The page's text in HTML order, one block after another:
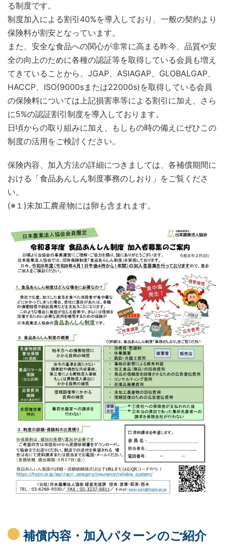
る制度です。
制度加入による割引40%を導入しており、一般の契約より
保険料が割安となっています。
また、安全な食品への関心が非常に高まる昨今、品質や安
全の向上のために各種の認証等を取得している会員も増え
てきていることから、JGAP、ASIAGAP、GLOBALGAP、
HACCP、ISO(9000sまたは22000s)を取得している会員
の保険料については上記損害率等による割引に加え、さら
に5%の認証割引制度を導入しております。
日頃からの取り組みに加え、もしもの時の備えにぜひこの
制度の活用をご検討ください。
保険内容、加入方法の詳細につきましては、各補償期間に
おける「食品あんしん制度事務のしおり」をご覧くださ
い。
(※１)未加工農産物には卵も含まれます。
補償内容・加入パターンのご紹介